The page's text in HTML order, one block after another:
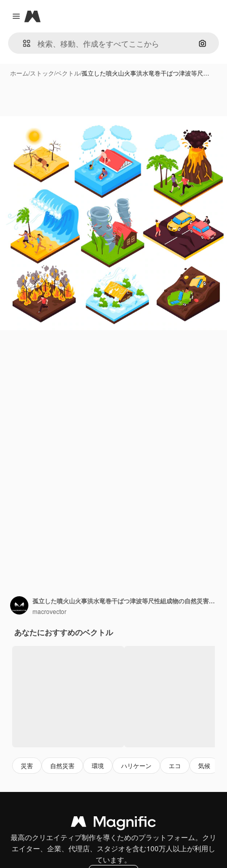
Close menu
Magnific
画像で
ホーム/ストック/ベクトル/孤立した噴火山火事洪水竜巻干ばつ津波等尺…
孤立した噴火山火事洪水竜巻干ばつ津波等尺性組成物の自然災害セット
macrovector
あなたにおすすめのベクトル
災害 自然災害 環境 ハリケーン エコ 気候
最高のクリエイティブ制作を導くためのプラットフォーム。クリ
エイター、企業、代理店、スタジオを含む100万人以上が利用し
ています。